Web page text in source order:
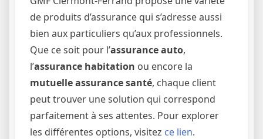
de produits d’assurance qui s’adresse aussi
bien aux particuliers qu’aux professionnels.
Que ce soit pour l’assurance auto,
l’assurance habitation ou encore la
mutuelle assurance santé, chaque client
peut trouver une solution qui correspond
parfaitement à ses attentes. Pour explorer
les différentes options, visitez ce lien.